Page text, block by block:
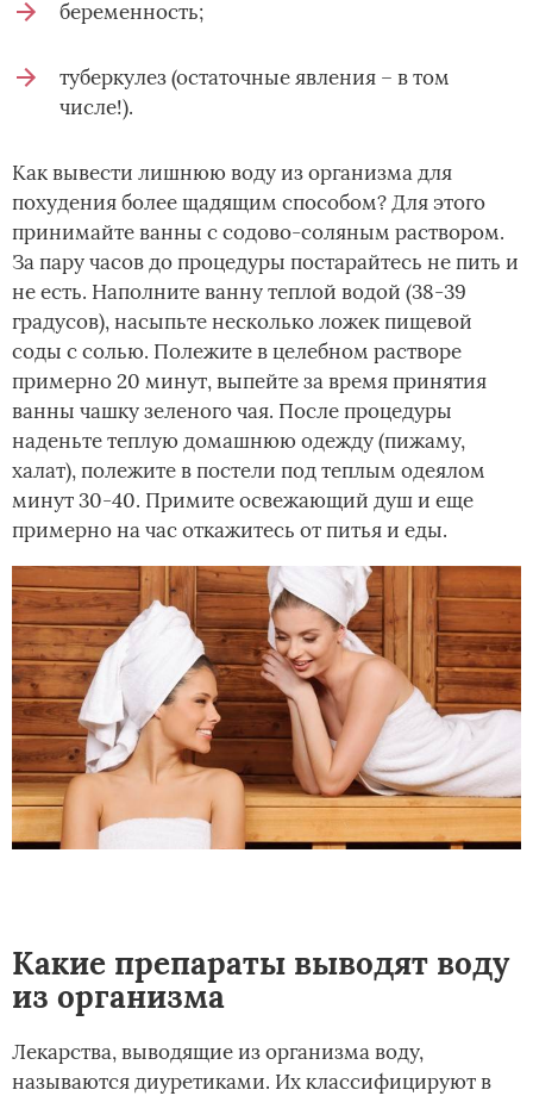
беременность;
туберкулез (остаточные явления – в том
числе!).
Как вывести лишнюю воду из организма для
похудения более щадящим способом? Для этого
принимайте ванны с содово-соляным раствором.
За пару часов до процедуры постарайтесь не пить и
не есть. Наполните ванну теплой водой (38-39
градусов), насыпьте несколько ложек пищевой
соды с солью. Полежите в целебном растворе
примерно 20 минут, выпейте за время принятия
ванны чашку зеленого чая. После процедуры
наденьте теплую домашнюю одежду (пижаму,
халат), полежите в постели под теплым одеялом
минут 30-40. Примите освежающий душ и еще
примерно на час откажитесь от питья и еды.
Какие препараты выводят воду
из организма
Лекарства, выводящие из организма воду,
называются диуретиками. Их классифицируют в